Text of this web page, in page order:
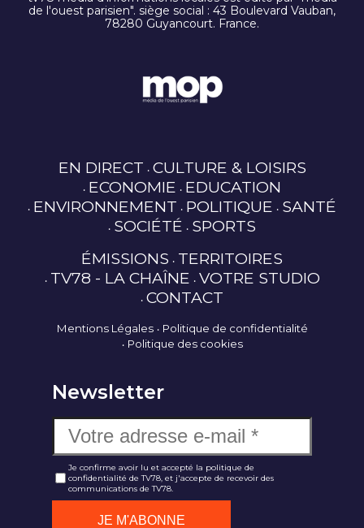
de l'ouest parisien". siège social : 43 Boulevard Vauban,
78280 Guyancourt. France.
EN DIRECT CULTURE & LOISIRS
ECONOMIE EDUCATION
ENVIRONNEMENT POLITIQUE SANTÉ
SOCIÉTÉ SPORTS
ÉMISSIONS TERRITOIRES
TV78 - LA CHAÎNE VOTRE STUDIO
CONTACT
Mentions Légales
Politique de confidentialité
Politique des cookies
Newsletter
Je confirme avoir lu et accepté la politique de
confidentialité de TV78, et j'accepte de recevoir des
communications de TV78.